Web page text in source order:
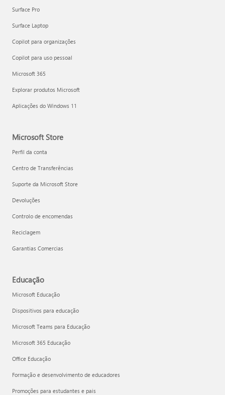
Surface Pro
Surface Laptop
Copilot para organizações
Copilot para uso pessoal
Microsoft 365
Explorar produtos Microsoft
Aplicações do Windows 11
Microsoft Store
Perfil da conta
Centro de Transferências
Suporte da Microsoft Store
Devoluções
Controlo de encomendas
Reciclagem
Garantias Comercias
Educação
Microsoft Educação
Dispositivos para educação
Microsoft Teams para Educação
Microsoft 365 Educação
Office Educação
Formação e desenvolvimento de educadores
Promoções para estudantes e pais